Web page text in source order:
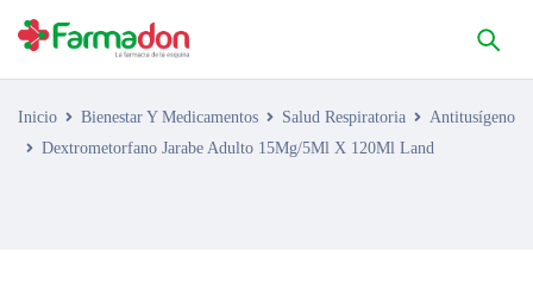
Inicio Bienestar Y Medicamentos Salud Respiratoria
Antitusígeno
Dextrometorfano Jarabe Adulto 15Mg/5Ml X 120Ml Land